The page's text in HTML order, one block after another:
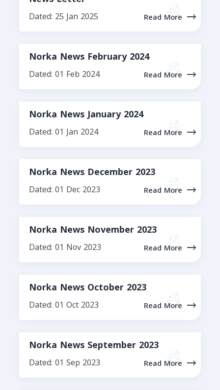
Dated: 25 Jan 2025 Read More
Norka News February 2024
Dated: 01 Feb 2024 Read More
Norka News January 2024
Dated: 01 Jan 2024 Read More
Norka News December 2023
Dated: 01 Dec 2023 Read More
Norka News November 2023
Dated: 01 Nov 2023 Read More
Norka News October 2023
Dated: 01 Oct 2023 Read More
Norka News September 2023
Dated: 01 Sep 2023 Read More